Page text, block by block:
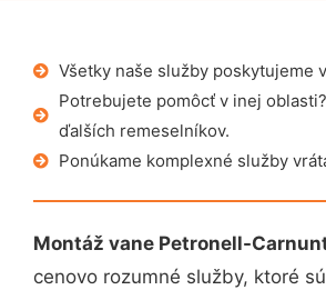
Všetky naše služby poskytujeme
Potrebujete pomôcť v inej
ďalších remeselníkov.
Ponúkame komplexné služby
Montáž vane Petronell-
cenovo rozumné služby, ktoré